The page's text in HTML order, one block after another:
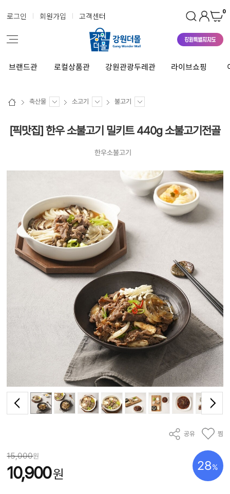
로그인 회원가입 고객센터 0
브랜드관 로컬상품관 강원관광두레관 라이브쇼핑
축산물 소고기 불고기
[픽맛집] 한우 소불고기 밀키트 440g 소불고기전골
한우소불고기
공유 찜
28%
15,000원
10,900원